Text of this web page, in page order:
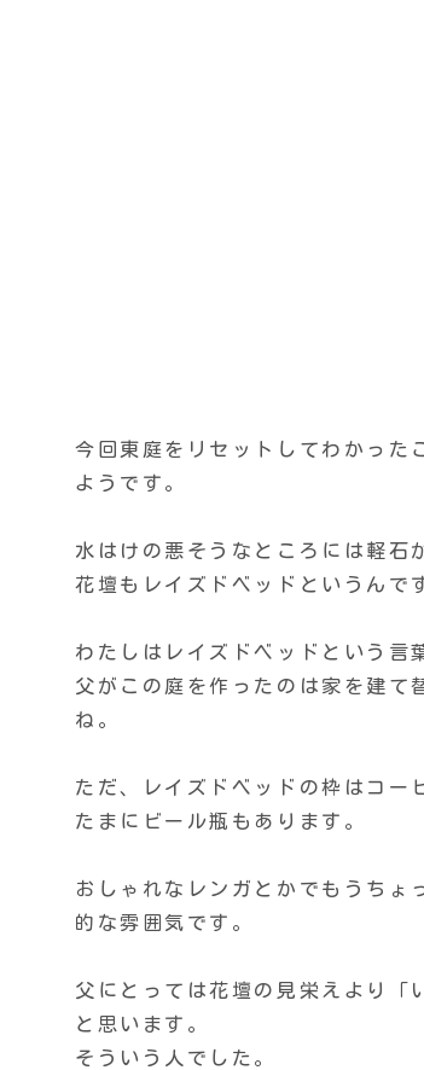
今回東庭をリセットしてわかった
ようです。
水はけの悪そうなところには軽石
花壇もレイズドベッドというんで
わたしはレイズドベッドという言
父がこの庭を作ったのは家を建て
ね。
ただ、レイズドベッドの枠はコー
たまにビール瓶もあります。
おしゃれなレンガとかでもうちょ
的な雰囲気です。
父にとっては花壇の見栄えより「
と思います。
そういう人でした。